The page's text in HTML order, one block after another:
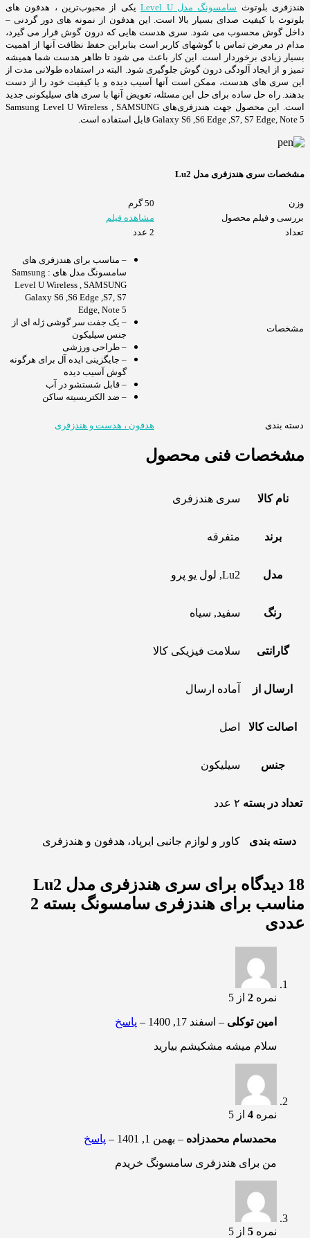
هندزفری بلوتوث سامسونگ مدل Level U
یکی از محبوب‌ترین ، هدفون های
بلوتوث با کیفیت صدای بسیار بالا است. این هدفون از نمونه های دور گردنی –
داخل گوش محسوب می شود. سری هدست هایی که درون گوش قرار می گیرد،
مدام در معرض تماس با گوشهای کاربر است بنابراین حفظ نظافت آنها از اهمیت
بسیار زیادی برخوردار است. این کار باعث می شود تا ظاهر هدست شما همیشه
تمیز و از ایجاد آلودگی درون گوش جلوگیری شود. البته در استفاده طولانی مدت از
این سری های هدست، ممکن است آنها آسیب دیده و یا کیفیت خود را از دست
بدهند. راه حل ساده برای حل این مسئله، تعویض آنها با سری های سیلیکونی جدید
است. این محصول جهت هندزفری‌های Samsung Level U Wireless , SAMSUNG
Galaxy S6 ,S6 Edge ,S7, S7 Edge, Note 5 قابل استفاده است.
مشخصات سری هندزفری مدل Lu2
وزن
50 گرم
بررسی و فیلم محصول
مشاهده فیلم
تعداد
2 عدد
مشخصات
– مناسب برای هندزفری های
سامسونگ مدل های : Samsung
Level U Wireless , SAMSUNG
Galaxy S6 ,S6 Edge ,S7, S7
Edge, Note 5
– یک جفت سر گوشی ژله ای از
جنس سیلیکون
– طراحی ورزشی
– جایگزینی ایده آل برای هرگونه
گوش آسیب دیده
– قابل شستشو در آب
– ضد الکتریسیته ساکن
دسته بندی هدفون ، هدست و هندزفری
مشخصات فنی محصول
نام کالا سری هندزفری
برند متفرقه
مدل Lu2, لول یو پرو
رنگ سفید, سیاه
گارانتی سلامت فیزیکی کالا
ارسال از آماده ارسال
اصالت کالا اصل
جنس سیلیکون
تعداد در بسته ۲ عدد
دسته بندی کاور و لوازم جانبی ایرپاد، هدفون و هندزفری
18 دیدگاه برای
سری هندزفری مدل Lu2
مناسب برای هندزفری سامسونگ بسته 2
عددی
نمره 2 از 5
امین توکلی – اسفند 17, 1400 – پاسخ
سلام میشه مشکیشم بیارید
نمره 4 از 5
محمدسام محمدزاده – بهمن 1, 1401 – پاسخ
من برای هندزفری سامسونگ خریدم
نمره 5 از 5